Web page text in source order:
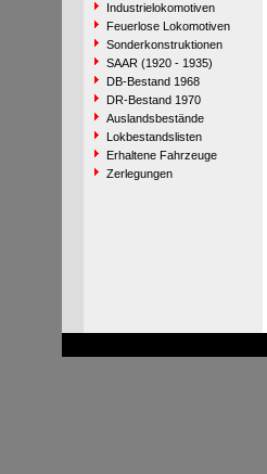
Industrielokomotiven
Feuerlose Lokomotiven
Sonderkonstruktionen
SAAR (1920 - 1935)
DB-Bestand 1968
DR-Bestand 1970
Auslandsbestände
Lokbestandslisten
Erhaltene Fahrzeuge
Zerlegungen